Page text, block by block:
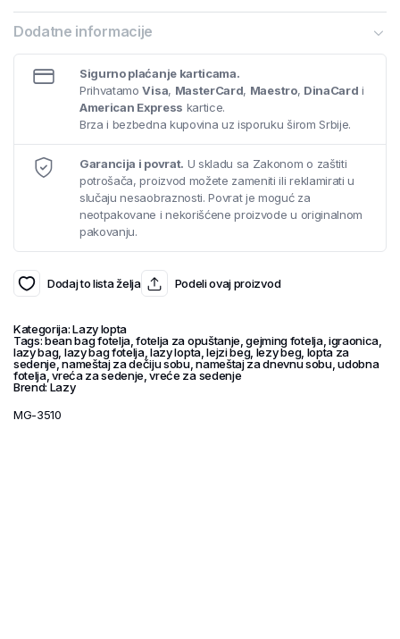
Dodatne informacije
Sigurno plaćanje karticama.
PrihvatamoVisa, MasterCard, Maestro, DinaCard i
American Express kartice.
Brza i bezbedna kupovina uz isporuku širom Srbije.
Garancija i povrat. U skladu sa Zakonom o zaštiti
potrošača, proizvod možete zameniti ili reklamirati u
slučaju nesaobraznosti. Povrat je moguć za
neotpakovane i nekorišćene proizvode u originalnom
pakovanju.
Dodaj to lista želja Podeli ovaj proizvod
Kategorija:Lazy lopta
Tags:bean bag fotelja,fotelja za opuštanje ,gejming fotelja, igraonica
lazy bag, lazy bag fotelja,lazy lopta,lejzi beg, lezy beg, lopta za
sedenje,nameštaj za dečiju sobu,nameštaj za dnevnu sobu,udobna
fotelja,vreća za sedenje ,vreće za sedenje
Brend:Lazy
MG-3510